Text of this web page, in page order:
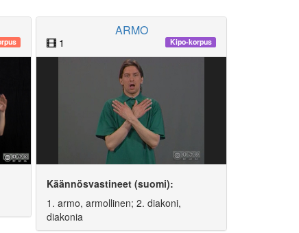
ARMO
1 Kipo-korpus
Käännösvastineet (suomi):
1. armo, armollinen; 2. diakoni,
diakonia